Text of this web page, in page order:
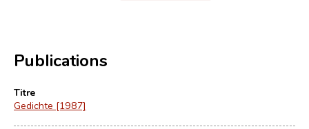
Publications
Titre
Gedichte [1987]